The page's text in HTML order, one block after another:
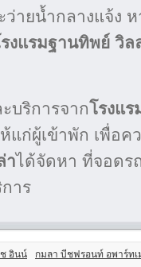
ว่ายน้ำกลางแจ้ง
งแรมฐานทิพย์ วิล
บริการจากโรงแ
แก่ผู้เข้าพัก เพื่อค
าได้จัดหา ที่จอดร
าร
อินน์ กมลา บีชฟรอนท์ อพาร์ท